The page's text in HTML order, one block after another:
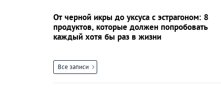
От черной икры до уксуса с эстрагоном: 8
продуктов, которые должен попробовать
каждый хотя бы раз в жизни
Все записи